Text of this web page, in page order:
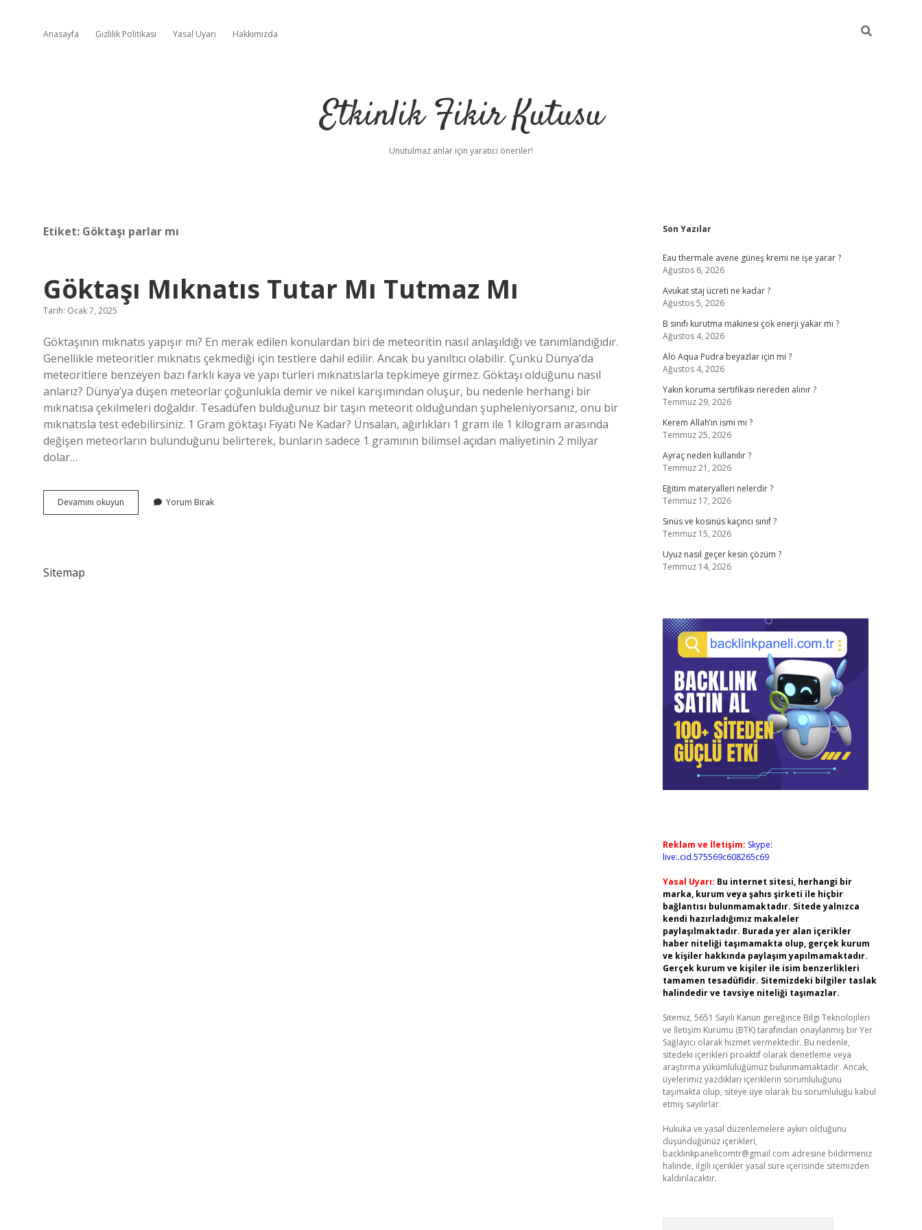
Anasayfa Gizlilik Politikası Yasal Uyarı Hakkımızda
Etkinlik Fikir Kutusu
Unutulmaz anlar için yaratıcı öneriler!
Etiket: Göktaşı parlar mı
Göktaşı Mıknatıs Tutar Mı Tutmaz Mı
Tarih: Ocak 7, 2025
Göktaşının mıknatıs yapışır mı? En merak edilen konulardan biri de meteoritin nasıl anlaşıldığı ve tanımlandığıdır.
Genellikle meteoritler mıknatıs çekmediği için testlere dahil edilir. Ancak bu yanıltıcı olabilir. Çünkü Dünya’da
meteoritlere benzeyen bazı farklı kaya ve yapı türleri mıknatıslarla tepkimeye girmez. Göktaşı olduğunu nasıl
anlarız? Dünya’ya düşen meteorlar çoğunlukla demir ve nikel karışımından oluşur, bu nedenle herhangi bir
mıknatısa çekilmeleri doğaldır. Tesadüfen bulduğunuz bir taşın meteorit olduğundan şüpheleniyorsanız, onu bir
mıknatısla test edebilirsiniz. 1 Gram göktaşı Fiyatı Ne Kadar? Ünsalan, ağırlıkları 1 gram ile 1 kilogram arasında
değişen meteorların bulunduğunu belirterek, bunların sadece 1 gramının bilimsel açıdan maliyetinin 2 milyar
dolar…
Devamını okuyun
Mıknatıs
Yorum Bırak
Sitemap
Sidebar
Son Yazılar
Eau thermale avene güneş kremi ne işe yarar ?
Ağustos 6, 2026
Avukat staj ücreti ne kadar ?
Ağustos 5, 2026
B sınıfı kurutma makinesi çok enerji yakar mı ?
Ağustos 4, 2026
Alo Aqua Pudra beyazlar için mi ?
Ağustos 4, 2026
Yakın koruma sertifikası nereden alınır ?
Temmuz 29, 2026
Kerem Allah’ın ismi mi ?
Temmuz 25, 2026
Ayraç neden kullanılır ?
Temmuz 21, 2026
Eğitim materyalleri nelerdir ?
Temmuz 17, 2026
Sinüs ve kosinüs kaçıncı sınıf ?
Temmuz 15, 2026
Uyuz nasıl geçer kesin çözüm ?
Temmuz 14, 2026
Reklam ve İletişim: Skype:
live:.cid.575569c608265c69
Yasal Uyarı: Bu internet sitesi, herhangi bir
marka, kurum veya şahıs şirketi ile hiçbir
bağlantısı bulunmamaktadır. Sitede yalnızca
kendi hazırladığımız makaleler
paylaşılmaktadır. Burada yer alan içerikler
haber niteliği taşımamakta olup, gerçek kurum
ve kişiler hakkında paylaşım yapılmamaktadır.
Gerçek kurum ve kişiler ile isim benzerlikleri
tamamen tesadüfidir. Sitemizdeki bilgiler taslak
halindedir ve tavsiye niteliği taşımazlar.
Sitemiz, 5651 Sayılı Kanun gereğince Bilgi Teknolojileri
ve İletişim Kurumu (BTK) tarafından onaylanmış bir Yer
Sağlayıcı olarak hizmet vermektedir. Bu nedenle,
sitedeki içerikleri proaktif olarak denetleme veya
araştırma yükümlülüğümüz bulunmamaktadır. Ancak,
üyelerimiz yazdıkları içeriklerin sorumluluğunu
taşımakta olup, siteye üye olarak bu sorumluluğu kabul
etmiş sayılırlar.
Hukuka ve yasal düzenlemelere aykırı olduğunu
düşündüğünüz içerikleri,
backlinkpanelicomtr@gmail.com adresine bildirmeniz
halinde, ilgili içerikler yasal süre içerisinde sitemizden
kaldırılacaktır.